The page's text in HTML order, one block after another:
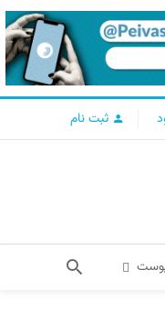
ثبت نام